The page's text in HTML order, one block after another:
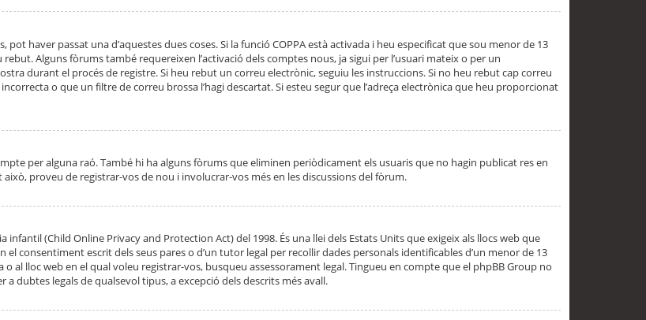
haver passat una d’aquestes dues coses. Si la funció COPPA està activada i heu especificat que sou menor de 13
Alguns fòrums també requereixen l’activació dels comptes nous, ja sigui per l’usuari mateix o per un
durant el procés de registre. Si heu rebut un correu electrònic, seguiu les instruccions. Si no heu rebut cap correu
o que un filtre de correu brossa l’hagi descartat. Si esteu segur que l’adreça electrònica que heu proporcionat
per alguna raó. També hi ha alguns fòrums que eliminen periòdicament els usuaris que no hagin publicat res en
proveu de registrar-vos de nou i involucrar-vos més en les discussions del fòrum.
infantil (Child Online Privacy and Protection Act) del 1998. És una llei dels Estats Units que exigeix als llocs web que
consentiment escrit dels seus pares o d’un tutor legal per recollir dades personals identificables d’un menor de 13
al lloc web en el qual voleu registrar-vos, busqueu assessorament legal. Tingueu en compte que el phpBB Group no
dubtes legals de qualsevol tipus, a excepció dels descrits més avall.